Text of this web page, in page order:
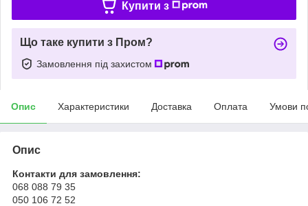
Купити з
Що таке купити з Пром?
Замовлення під захистом
Опис Характеристики Доставка Оплата Умови
Опис
Контакти для замовлення:
068 088 79 35
050 106 72 52